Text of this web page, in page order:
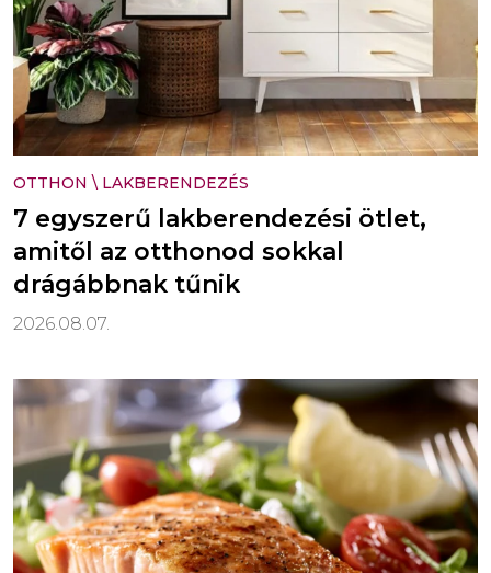
OTTHON \ LAKBERENDEZÉS
7 egyszerű lakberendezési ötlet,
amitől az otthonod sokkal
drágábbnak tűnik
2026.08.07.